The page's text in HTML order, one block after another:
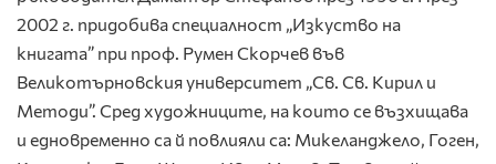
2002 г. придобива специалност „Изкуство на
книгата” при проф. Румен Скорчев във
Великотърновския университет „Св. Св. Кирил и
Методи”. Сред художниците, на които се възхищава
и едновременно са й повлияли са: Микеланджело, Гоген,